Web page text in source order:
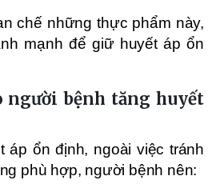
chế những thực phẩm này,
mạnh để giữ huyết áp ổn
người bệnh tăng huyết
áp ổn định, ngoài việc tránh
phù hợp, người bệnh nên: